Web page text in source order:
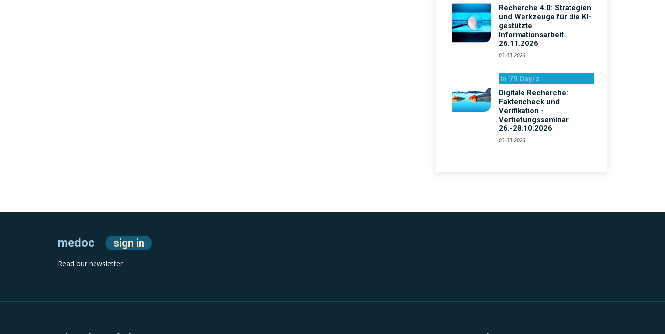
Recherche 4.0: Strategien
und Werkzeuge für die KI-
gestützte
Informationsarbeit
26.11.2026
03.03.2026
In 79 Day/s
Digitale Recherche:
Faktencheck und
Verifikation -
Vertiefungsseminar
26.-28.10.2026
03.03.2026
medoc sign in
Read our newsletter